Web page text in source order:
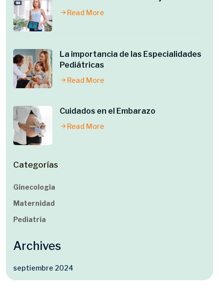
Read More
La importancia de las Especialidades
Pediátricas
Read More
Cuidados en el Embarazo
Read More
Categorías
Ginecología
Maternidad
Pediatría
Archives
septiembre 2024